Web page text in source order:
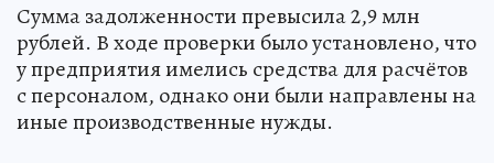
Сумма задолженности превысила 2,9 млн
рублей. В ходе проверки было установлено, что
у предприятия имелись средства для расчётов
с персоналом, однако они были направлены на
иные производственные нужды.